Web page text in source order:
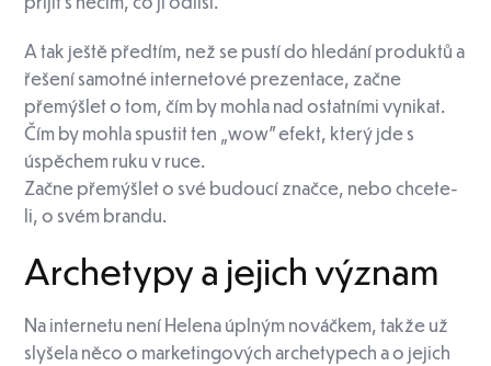
A tak ještě předtím, než se pustí do hledání produktů a
řešení samotné internetové prezentace, začne
přemýšlet o tom, čím by mohla nad ostatními vynikat.
Čím by mohla spustit ten „wow” efekt, který jde s
úspěchem ruku v ruce.
Začne přemýšlet o své budoucí značce, nebo chcete-
li, o svém brandu.
Archetypy a jejich význam
Na internetu není Helena úplným nováčkem, takže už
slyšela něco o marketingových archetypech a o jejich